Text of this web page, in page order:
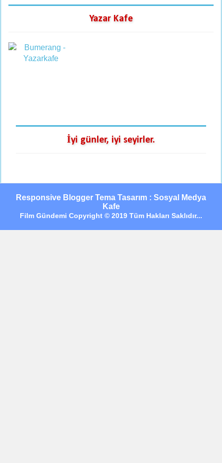
Yazar Kafe
İyi günler, iyi seyirler.
Responsive Blogger Tema Tasarım : Sosyal Medya
Kafe
Film Gündemi Copyright © 2019 Tüm Hakları Saklıdır...